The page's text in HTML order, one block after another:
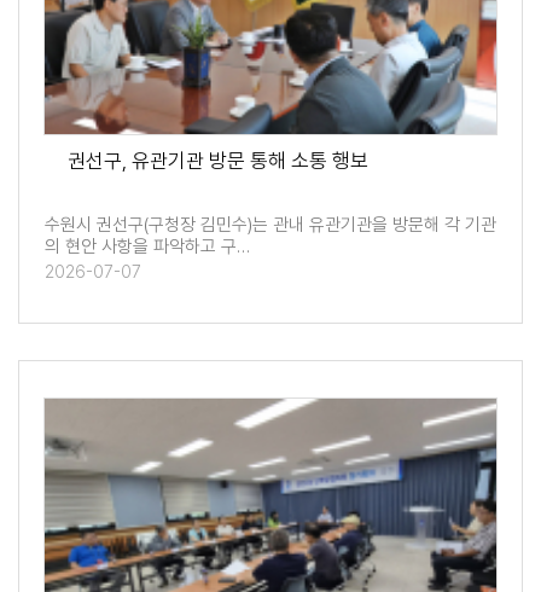
권선구, 유관기관 방문 통해 소통 행보
수원시 권선구(구청장 김민수)는 관내 유관기관을 방문해 각 기관
의 현안 사항을 파악하고 구…
2026-07-07